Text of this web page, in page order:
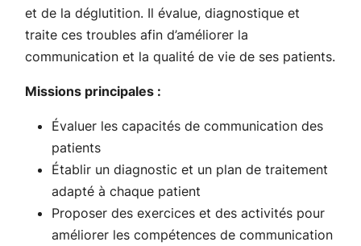
et de la déglutition. Il évalue, diagnostique et
traite ces troubles afin d’améliorer la
communication et la qualité de vie de ses patients.
Missions principales :
Évaluer les capacités de communication des
patients
Établir un diagnostic et un plan de traitement
adapté à chaque patient
Proposer des exercices et des activités pour
améliorer les compétences de communication